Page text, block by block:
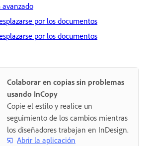
avanzado
por los documentos
por los documentos
Colaborar en copias sin problemas
usando InCopy
Copie el estilo y realice un
seguimiento de los cambios mientras
los diseñadores trabajan en InDesign.
Abrir la aplicación